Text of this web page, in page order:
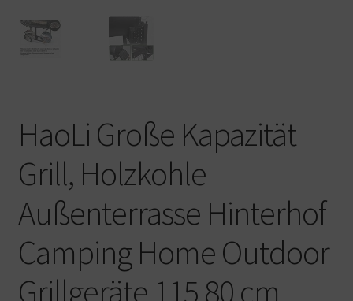
HaoLi Große Kapazität
Grill, Holzkohle
Außenterrasse Hinterhof
Camping Home Outdoor
Grillgeräte 115 80 cm